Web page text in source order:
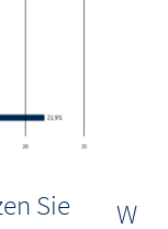
Sie
Wie